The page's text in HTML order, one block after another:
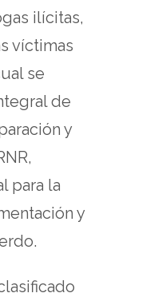
ilícitas,
víctimas
se
de
y
para la
y